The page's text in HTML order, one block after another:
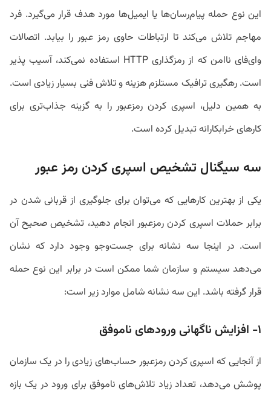
این نوع حمله پیام‌رسان‌ها یا ایمیل‌ها مورد هدف قرار می‌گیرد. فرد
مهاجم تلاش می‌کند تا ارتباطات حاوی رمز عبور را بیابد. اتصالات
وای‌فای ناامن که از رمزگذاری HTTP استفاده نمی‌کند، آسیب پذیر
است. رهگیری ترافیک مستلزم هزینه و تلاش فنی بسیار زیادی است.
به همین دلیل، اسپری کردن رمزعبور را به گزینه جذاب‌تری برای
کارهای خرابکارانه تبدیل کرده است.
سه سیگنال تشخیص اسپری کردن رمز عبور
یکی از بهترین کارهایی که می‌توان برای جلوگیری از قربانی شدن در
برابر حملات اسپری کردن رمزعبور انجام دهید، تشخیص صحیح آن
است. در اینجا سه نشانه برای جست‌وجو وجود دارد که نشان
می‌دهد سیستم و سازمان شما ممکن است در برابر این نوع حمله
قرار گرفته باشد. این سه نشانه شامل موارد زیر است:
۱- افزایش ناگهانی ورودهای ناموفق
از آنجایی که اسپری کردن رمزعبور حساب‌های زیادی را در یک سازمان
پوشش می‌دهد، تعداد زیاد تلاش‌های ناموفق برای ورود در یک بازه